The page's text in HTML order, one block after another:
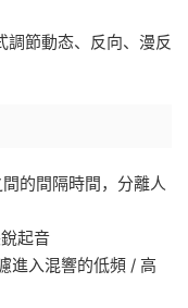
節動态、反向、漫反
的間隔時間，分離人
起音
進入混響的低頻 / 高